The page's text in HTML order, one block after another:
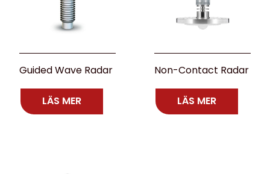
Guided Wave Radar
LÄS MER
Non-Contact Radar
LÄS MER